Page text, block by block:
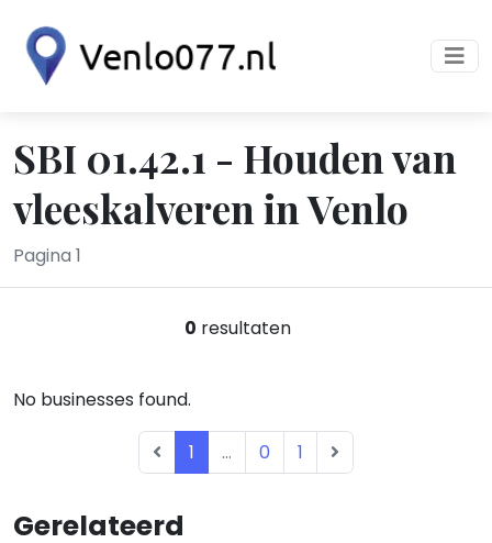
SBI 01.42.1 - Houden van
vleeskalveren in Venlo
Pagina 1
Gerelateerd
0 resultaten
No businesses found.
1 ... 0 1